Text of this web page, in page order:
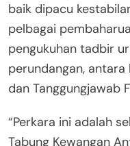
baik dipacu
pelbagai
pengukuhan tadbir
perundangan, antara
dan Tanggungjawab
“Perkara ini adalah
Tabung Kewangan